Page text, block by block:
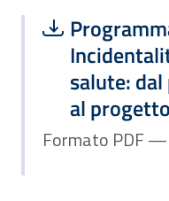
Scarica file:
salute: dal
al
Formato
Formato PDF